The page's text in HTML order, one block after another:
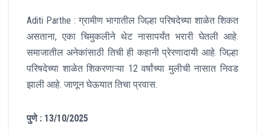
Aditi Parthe : ग्रामीण भागातील जिल्हा परिषदेच्या शाळेत शिकत
असताना, एका चिमुकलीने थेट नासापर्यंत भरारी घेतली आहे.
समाजातील अनेकांसाठी तिची ही कहानी प्रेरणादायी आहे. जिल्हा
परिषदेच्या शाळेत शिकरणाऱ्या 12 वर्षांच्या मुलीची नासात निवड
झाली आहे. जाणून घेऊयात तिचा प्रवास.
पुणे : 13/10/2025